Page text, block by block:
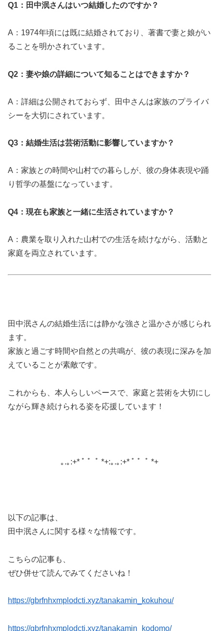
Q1：田中泯さんはいつ結婚したのですか？
A：1974年頃には既に結婚されており、著書で妻と娘がい
ることを明かされています。
Q2：妻や娘の詳細について知ることはできますか？
A：詳細は公開されておらず、田中さんは家族のプライバ
シーを大切にされています。
Q3：結婚生活は芸術活動に影響していますか？
A：家族との時間や山村での暮らしが、彼の身体表現や踊
り哲学の基盤になっています。
Q4：現在も家族と一緒に生活されていますか？
A：農業を取り入れた山村での生活を続けながら、活動と
家庭を両立されています。
田中泯さんの結婚生活には静かな強さと温かさが感じられ
ます。
家族と過ごす時間や自然との共鳴が、彼の表現に深みを加
えていることが素敵です。
これからも、本人らしいペースで、家庭と芸術を大切にし
ながら輝き続けられる姿を応援しています！
｡.｡:+* ﾟ ゜ﾟ *+:｡.｡:+* ﾟ ゜ﾟ *+
以下の記事は、
田中泯さんに関する様々な情報です。
こちらの記事も、
ぜひ併せて読んでみてくださいね！
https://gbrfnhxmplodcti.xyz/tanakamin_kokuhou/
https://gbrfnhxmplodcti.xyz/tanakamin_kodomo/